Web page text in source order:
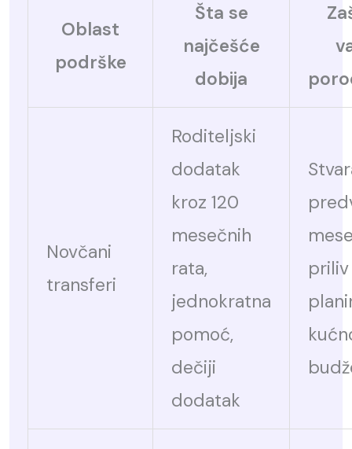
Oblast
podrške
Šta se
najčešće
dobija
Novčani
transferi
Roditeljski
dodatak
kroz 120
mesečnih
rata,
jednokratna
pomoć,
dečiji
dodatak